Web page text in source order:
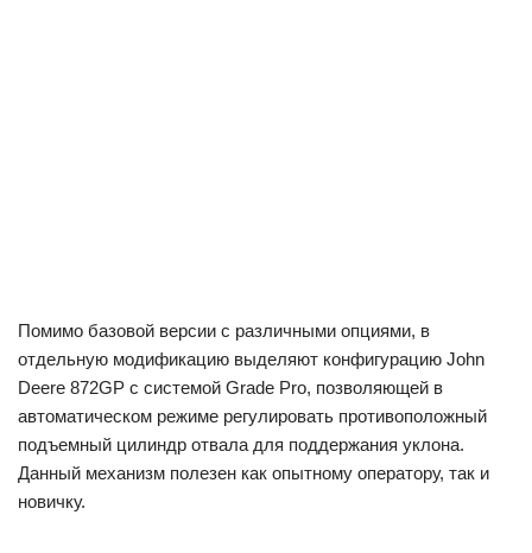
Помимо базовой версии с различными опциями, в
отдельную модификацию выделяют конфигурацию John
Deere 872GP с системой Grade Pro, позволяющей в
автоматическом режиме регулировать противоположный
подъемный цилиндр отвала для поддержания уклона.
Данный механизм полезен как опытному оператору, так и
новичку.